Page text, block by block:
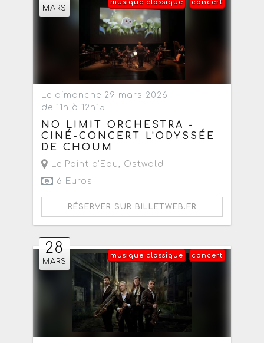
MARS
concert
musique classique
Le dimanche 29 mars 2026
de 11h à 12h15
NO LIMIT ORCHESTRA -
CINÉ-CONCERT L'ODYSSÉE
DE CHOUM
Le Point d'Eau, Ostwald
6 Euros
RÉSERVER SUR BILLETWEB.FR
28
MARS
concert
musique classique